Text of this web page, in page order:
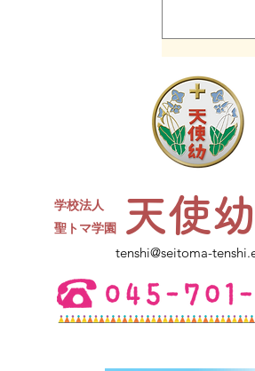
同窓会に
現４年生
同窓会を
のお友達
スをご用
き、コッ
ご不明点
を楽しみ
天使
学校法人
​聖トマ学園
tenshi@seitoma-